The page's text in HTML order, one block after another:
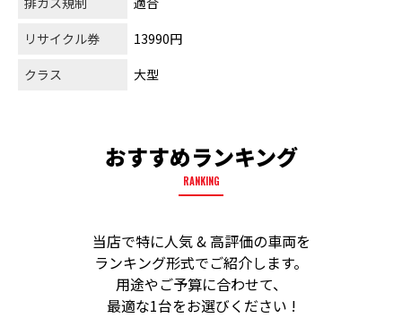
リサイクル券
13990円
クラス
大型
おすすめランキング
RANKING
当店で特に人気 & 高評価の車両を
ランキング形式でご紹介します。
用途やご予算に合わせて、
最適な1台をお選びください !